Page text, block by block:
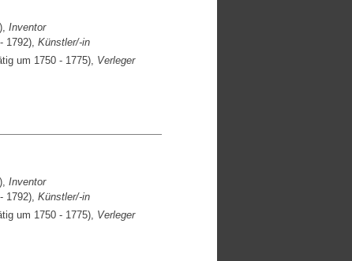
Inventor
1792), Künstler/-in
um 1750 - 1775), Verleger
Inventor
1792), Künstler/-in
um 1750 - 1775), Verleger